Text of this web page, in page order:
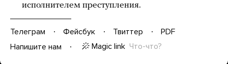
исполнителем преступления.
Телеграм Фейсбук Твиттер
PDF
Напишите нам
Magic link Что-что?